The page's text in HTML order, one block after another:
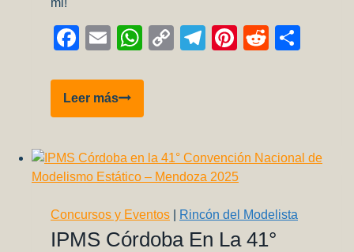
Facebook
EmailWhatsApp
CopyTelegram
Pinterest
Reddit
Leer másEntrevista
a
Gil
Garcia
Concursos y Eventos Rincón del Modelista
IPMS Córdoba En La 41°